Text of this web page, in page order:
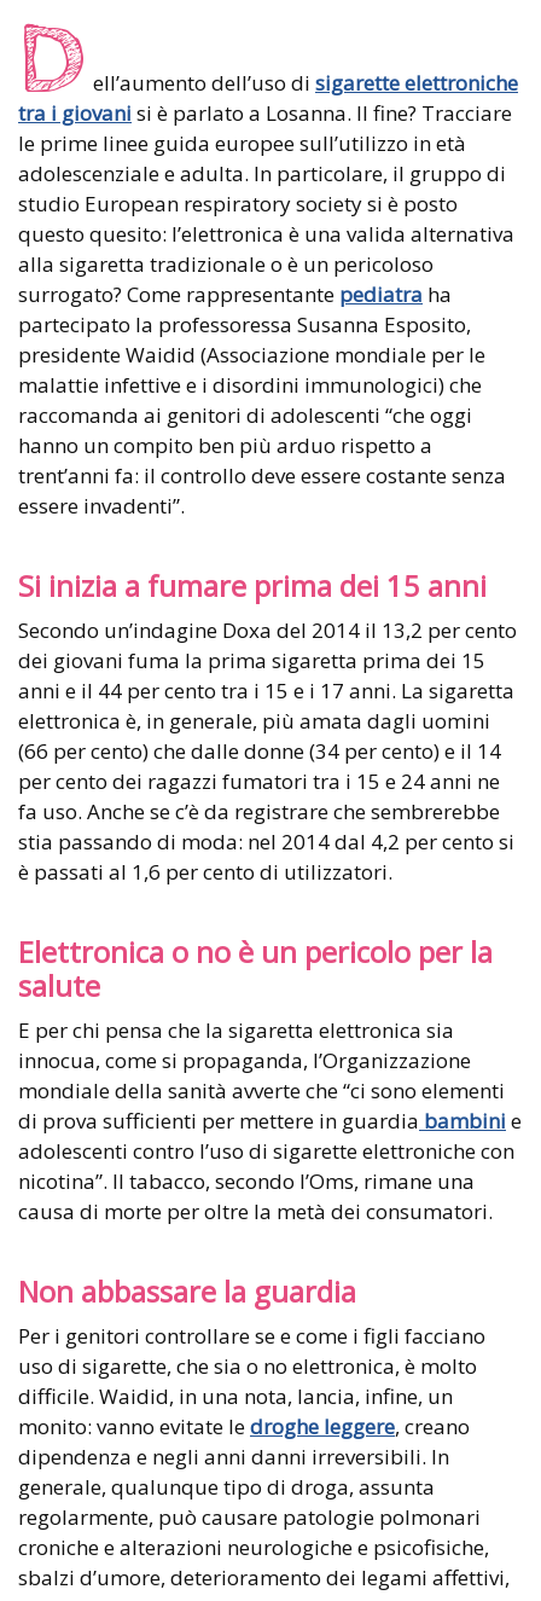
D ell’aumento dell’uso di sigarette elettroniche
tra i giovani si è parlato a Losanna. Il fine? Tracciare
le prime linee guida europee sull’utilizzo in età
adolescenziale e adulta. In particolare, il gruppo di
studio European respiratory society si è posto
questo quesito: l’elettronica è una valida alternativa
alla sigaretta tradizionale o è un pericoloso
surrogato? Come rappresentante pediatra ha
partecipato la professoressa Susanna Esposito,
presidente Waidid (Associazione mondiale per le
malattie infettive e i disordini immunologici) che
raccomanda ai genitori di adolescenti “che oggi
hanno un compito ben più arduo rispetto a
trent’anni fa: il controllo deve essere costante senza
essere invadenti”.
Si inizia a fumare prima dei 15 anni
Secondo un’indagine Doxa del 2014 il 13,2 per cento
dei giovani fuma la prima sigaretta prima dei 15
anni e il 44 per cento tra i 15 e i 17 anni. La sigaretta
elettronica è, in generale, più amata dagli uomini
(66 per cento) che dalle donne (34 per cento) e il 14
per cento dei ragazzi fumatori tra i 15 e 24 anni ne
fa uso. Anche se c’è da registrare che sembrerebbe
stia passando di moda: nel 2014 dal 4,2 per cento si
è passati al 1,6 per cento di utilizzatori.
Elettronica o no è un pericolo per la
salute
E per chi pensa che la sigaretta elettronica sia
innocua, come si propaganda, l’Organizzazione
mondiale della sanità avverte che “ci sono elementi
di prova sufficienti per mettere in guardia bambini e
adolescenti contro l’uso di sigarette elettroniche con
nicotina”. Il tabacco, secondo l’Oms, rimane una
causa di morte per oltre la metà dei consumatori.
Non abbassare la guardia
Per i genitori controllare se e come i figli facciano
uso di sigarette, che sia o no elettronica, è molto
difficile. Waidid, in una nota, lancia, infine, un
monito: vanno evitate ledroghe leggere, creano
dipendenza e negli anni danni irreversibili. In
generale, qualunque tipo di droga, assunta
regolarmente, può causare patologie polmonari
croniche e alterazioni neurologiche e psicofisiche,
sbalzi d’umore, deterioramento dei legami affettivi,